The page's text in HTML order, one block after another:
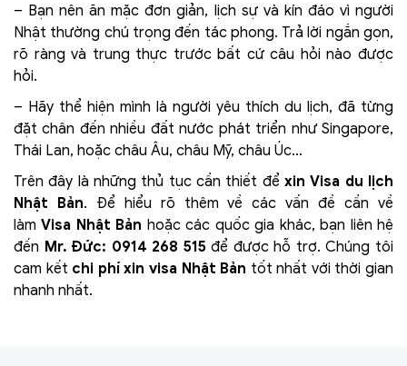
– Bạn nên ăn mặc đơn giản, lịch sự và kín đáo vì người
Nhật thường chú trọng đến tác phong. Trả lời ngắn gọn,
rõ ràng và trung thực trước bất cứ câu hỏi nào được
hỏi.
– Hãy thể hiện mình là người yêu thích du lịch, đã từng
đặt chân đến nhiều đất nước phát triển như Singapore,
Thái Lan, hoặc châu Âu, châu Mỹ, châu Úc…
Trên đây là những thủ tục cần thiết để xin Visa du lịch
Nhật Bản. Để hiểu rõ thêm về các vấn đề cần về
làmVisa Nhật Bản hoặc các quốc gia khác, bạn liên hệ
đến Mr. Đức: 0914 268 515 để được hỗ trợ. Chúng tôi
cam kết chi phí xin visa Nhật Bản tốt nhất với thời gian
nhanh nhất.